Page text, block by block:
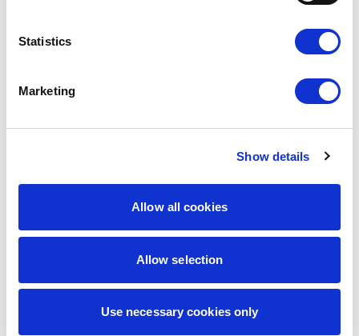
Statistics
Marketing
Show details
Allow all cookies
Allow selection
Use necessary cookies only
Złocenie 3D
Klasyka w najlepszym wydaniu. Złote,
lekko wypukłe detale przyciągają wzrok i
To wybór, który zawsze kojarzy się z
elegancją i prestiżem.